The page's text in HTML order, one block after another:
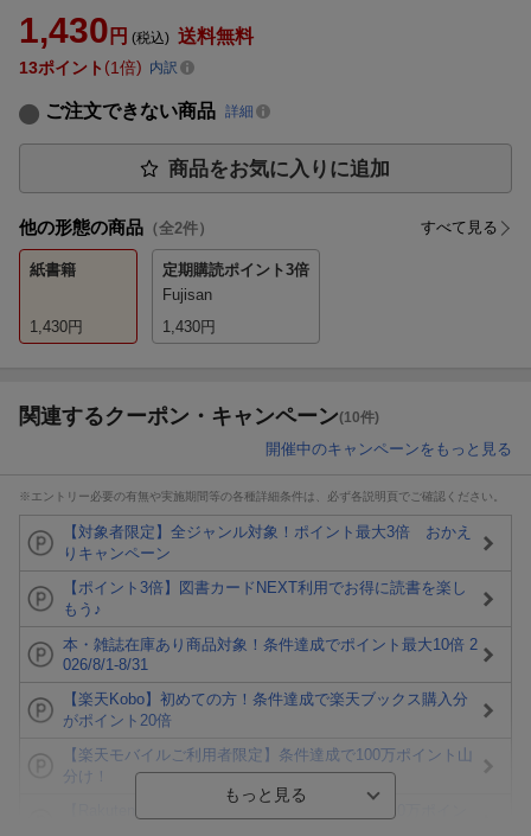
1,430 円 (税込) 送料無料
13ポイント 1倍 内訳
ご注文できない商品 詳細
商品をお気に入りに追加
他の形態の商品 （全2件） すべて見る
紙書籍
1,430円
定期購読ポイント3倍
Fujisan
1,430円
関連するクーポン・キャンペーン(10件)
開催中のキャンペーンをもっと見る
※エントリー必要の有無や実施期間等の各種詳細条件は、必ず各説明頁でご確認ください。
【対象者限定】全ジャンル対象！ポイント最大3倍 おかえ
りキャンペーン
【ポイント3倍】図書カードNEXT利用でお得に読書を楽し
もう♪
本・雑誌在庫あり商品対象！条件達成でポイント最大10倍 2
026/8/1-8/31
【楽天Kobo】初めての方！条件達成で楽天ブックス購入分
がポイント20倍
【楽天モバイルご利用者限定】条件達成で100万ポイント山
分け！